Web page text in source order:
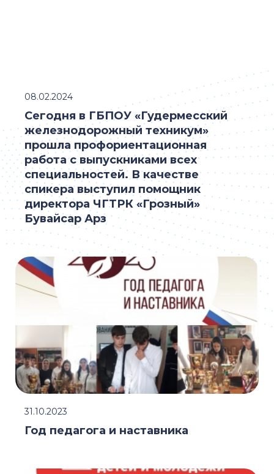
Сегодня в ГБПОУ «Гудермесский
железнодорожный техникум»
прошла профориентационная
работа с выпускниками всех
специальностей. В качестве
спикера выступил помощник
директора ЧГТРК «Грозный»
Бувайсар Арз
08.02.2024
Год педагога и наставника
31.10.2023